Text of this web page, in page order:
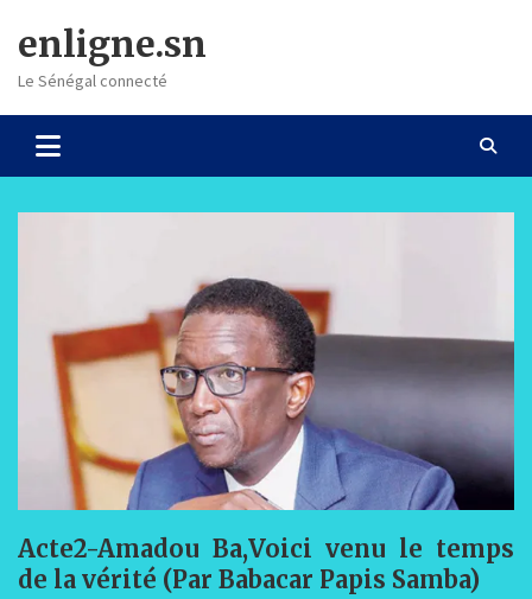
content
enligne.sn
Le Sénégal connecté
Acte2-Amadou Ba,Voici venu le temps
de la vérité (Par Babacar Papis Samba)